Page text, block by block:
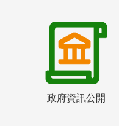
政府資訊公開